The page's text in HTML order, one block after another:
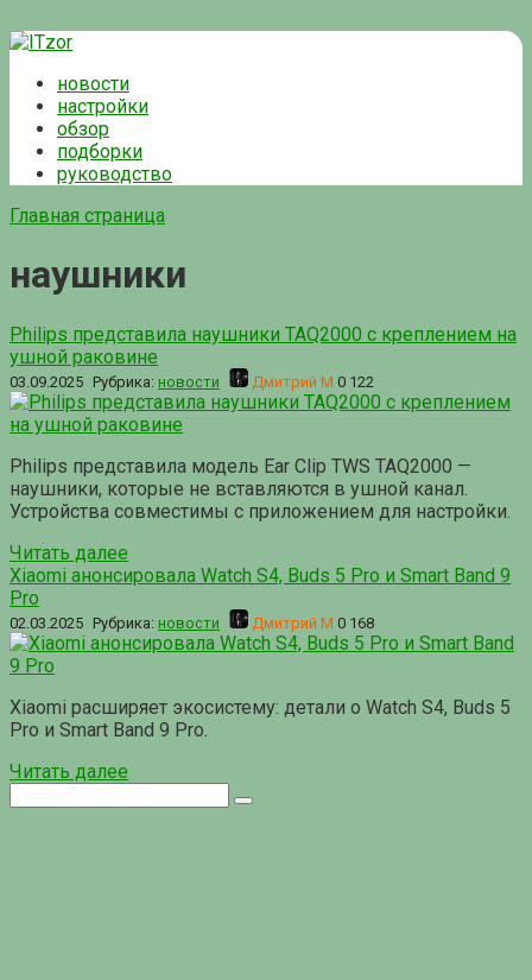
Перейти
контентуновости
настройки
обзор
подборки
руководство
Главная страница
наушники
Philips представила наушники TAQ2000 с креплением на
ушной раковине
03.09.2025 Рубрика: новости Дмитрий М 0 122
Philips представила модель Ear Clip TWS TAQ2000 —
наушники, которые не вставляются в ушной канал.
Устройства совместимы с приложением для настройки.
Читать далее
Xiaomi анонсировала Watch S4, Buds 5 Pro и Smart Band 9
Pro
02.03.2025 Рубрика: новости Дмитрий М 0 168
Xiaomi расширяет экосистему: детали о Watch S4, Buds 5
Pro и Smart Band 9 Pro.
Читать далее